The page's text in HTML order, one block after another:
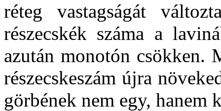
réteg vastagságát
részecskék száma a
azután monotón csökken.
részecskeszám újra
görbének nem egy, hanem